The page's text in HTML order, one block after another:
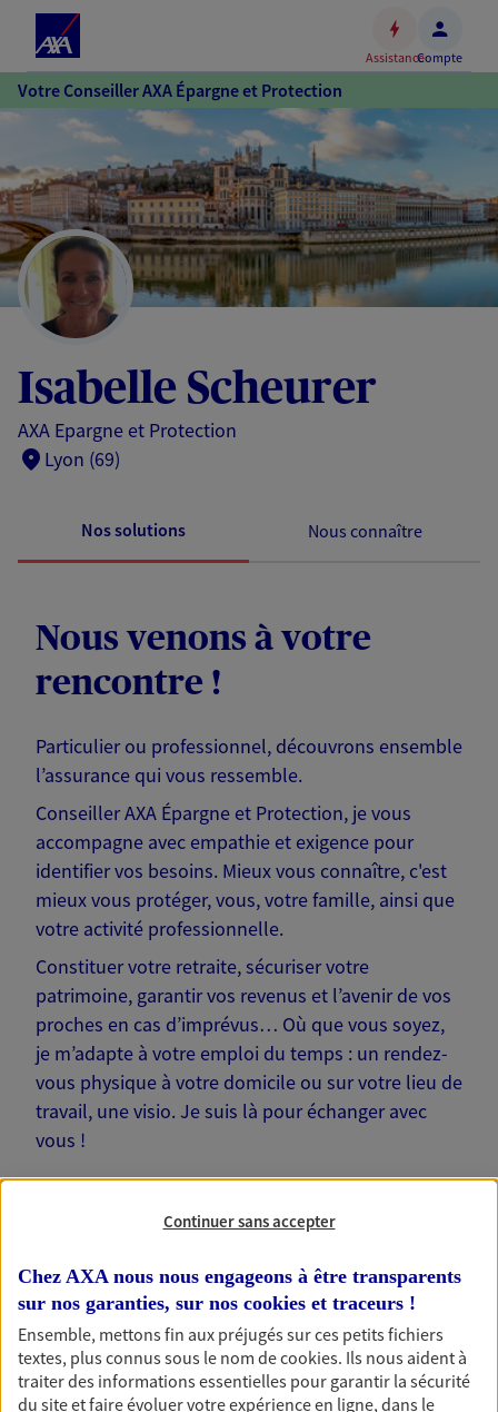
Accéder
au
contenu
principal
Accéder
au
pied
de
page
AssistanceCompte
Votre Conseiller AXA Épargne et Protection
Isabelle Scheurer
AXA Epargne et Protection
Lyon (69)
Nos solutions Nous connaître
Nous venons à votre
rencontre !
Particulier ou professionnel, découvrons ensemble
l’assurance qui vous ressemble.
Conseiller AXA Épargne et Protection, je vous
accompagne avec empathie et exigence pour
identifier vos besoins. Mieux vous connaître, c'est
mieux vous protéger, vous, votre famille, ainsi que
votre activité professionnelle.
Constituer votre retraite, sécuriser votre
patrimoine, garantir vos revenus et l’avenir de vos
proches en cas d’imprévus… Où que vous soyez,
je m’adapte à votre emploi du temps : un rendez-
vous physique à votre domicile ou sur votre lieu de
travail, une visio. Je suis là pour échanger avec
vous !
Nos offres phares
Épargne
Continuer sans accepter
Chez AXA nous nous engageons à être transparents
sur nos garanties, sur nos cookies et traceurs !
Ensemble, mettons fin aux préjugés sur ces petits fichiers
textes, plus connus sous le nom decookies. Ils nous aident à
traiter des informations essentielles pour garantir la sécurité
du site et faire évoluer votre expérience en ligne, dans le